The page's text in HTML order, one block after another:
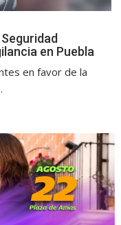
en Puebla
en favor de la